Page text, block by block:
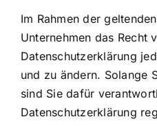
Im Rahmen der
Unternehmen das Recht
Datenschutzerklärung
und zu ändern. Solange
sind Sie dafür
Datenschutzerklärung